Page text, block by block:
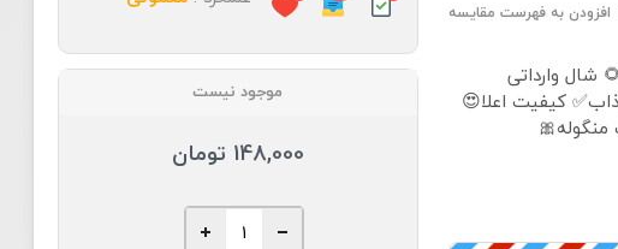
افزودن به فهرست مقایسه
شال وارداتی
کیفیت اعلا😍
موجود نیست
148,000 تومان